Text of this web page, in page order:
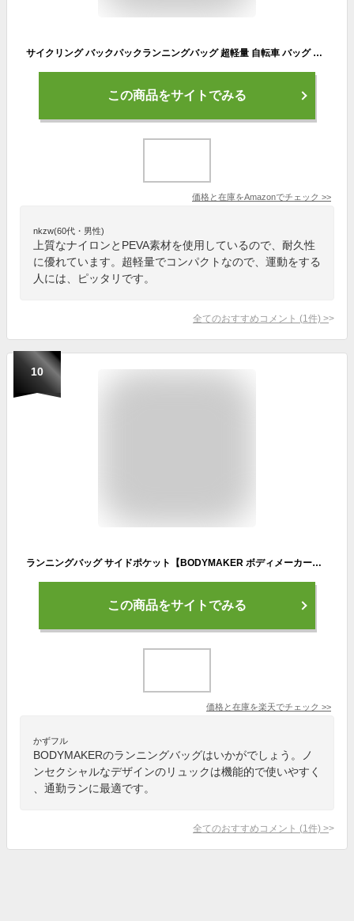
サイクリング バックパックランニングバッグ 超軽量 自転車 バッグ アウトドアスポーツバッグ 登山ウォーターバッグ 自転車ショルダー ユニセックス 通気 ウォーキング ハイキング ジョギング (グレー)
この商品をサイトでみる
価格と在庫をAmazonでチェック >>
nkzw(60代・男性)
上質なナイロンとPEVA素材を使用しているので、耐久性
に優れています。超軽量でコンパクトなので、運動をする
人には、ピッタリです。
全てのおすすめコメント (1 件) >
10
ランニングバッグ サイドポケット【BODYMAKER ボディメーカー】 メンズ レディース リュック バッグ カバン ランニング ウォーキング アクセサリー バックパック
この商品をサイトでみる
価格と在庫を楽天でチェック >>
かずフル
BODYMAKERのランニングバッグはいかがでしょう。ノ
ンセクシャルなデザインのリュックは機能的で使いやすく
、通勤ランに最適です。
全てのおすすめコメント (1 件) >